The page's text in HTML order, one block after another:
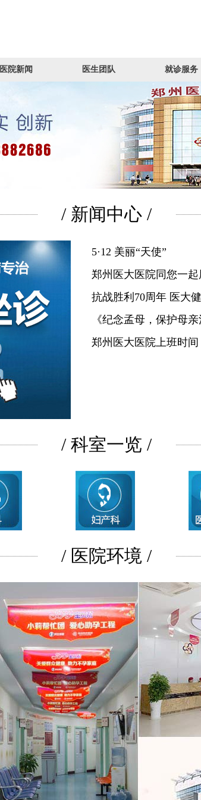
医院新闻 医生团队 就诊服务
/ 新闻中心 /
5·12 美丽“天使”
郑州医大医院同您一
抗战胜利70周年 医大
《纪念孟母，保护母
郑州医大医院上班时间
/ 科室一览 /
/ 医院环境 /